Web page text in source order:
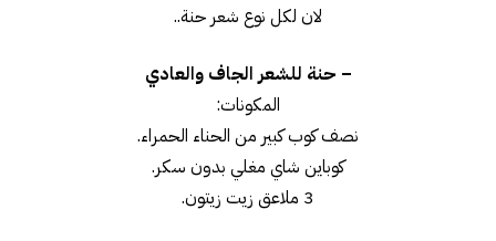
لان لكل نوع شعر حنة..
– حنة للشعر الجاف والعادي
المكونات:
نصف كوب كبير من الحناء الحمراء.
كوباين شاي مغلي بدون سكر.
3 ملاعق زيت زيتون.